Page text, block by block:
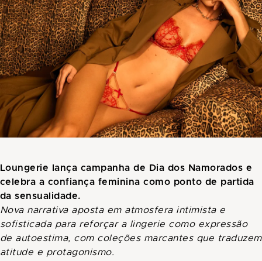
Loungerie lança campanha de Dia dos Namorados e
celebra a confiança feminina como ponto de partida
da sensualidade.
Nova narrativa aposta em atmosfera intimista e
sofisticada para reforçar a lingerie como expressão
de autoestima, com coleções marcantes que traduzem
atitude e protagonismo.